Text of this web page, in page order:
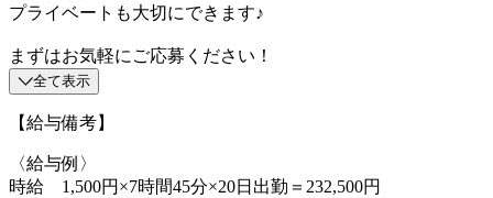
プライベートも大切にできます♪
まずはお気軽にご応募ください！
全て表示
【給与備考】
〈給与例〉
時給 1,500円×7時間45分×20日出勤＝232,500円